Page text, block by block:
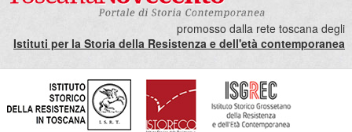
promosso dalla rete toscana degli
Istituti per la Storia della Resistenza e dell'età contemporanea